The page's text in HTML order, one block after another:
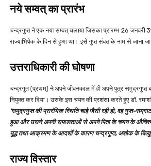
नये सम्वत् का प्रारंभ
चन्द्रगुप्त ने एक नया सम्वत् चलाया जिसका प्रारम्भ 26
राज्याभिषेक के दिन से हुआ था। इसे गुप्त संवत के नाम से जाना
उत्तराधिकारी की घोषणा
चन्द्रगुत (प्रथम) ने अपने जीवनकाल में ही अपने पुत्र समुद्रगुप्त
नियुक्त कर दिया। उसके इस चयन की प्रशंसा करते हुए डॉ.
‘समुद्रगुप्त की प्रारंभिक स्थिति चाहे जैसी रही हो, वह गुप्त-
हुआ और उसने अपनी सफलताओं से अपने पिता के चयन के औचित्य
युद्ध तथा आक्रमण के आदर्शों के कारण चन्द्रगुप्त, अशोक के
राज्य विस्तार